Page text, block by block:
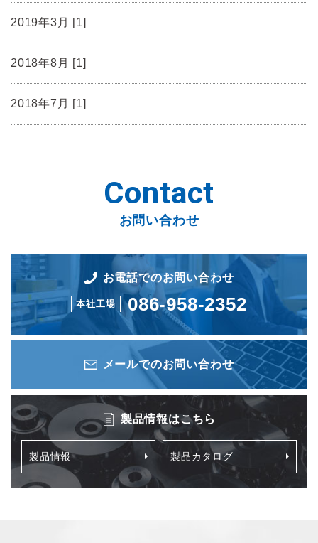
2019年3月 [1]
2018年8月 [1]
2018年7月 [1]
Contact
お問い合わせ
お電話でのお問い合わせ
本社工場 086-958-2352
メールでのお問い合わせ
製品情報はこちら
製品情報 製品カタログ